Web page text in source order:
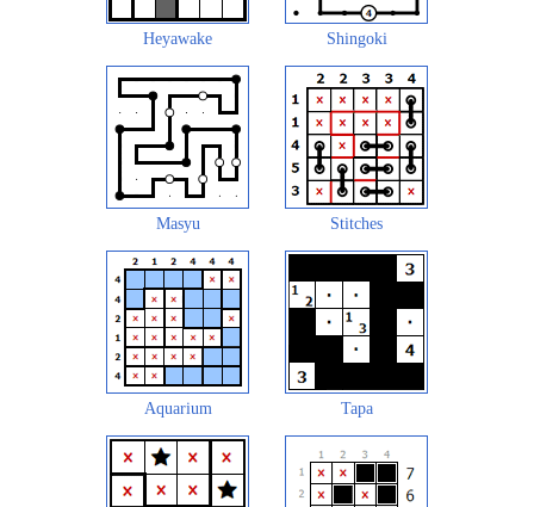
Heyawake Shingoki
Masyu Stitches
Aquarium Tapa